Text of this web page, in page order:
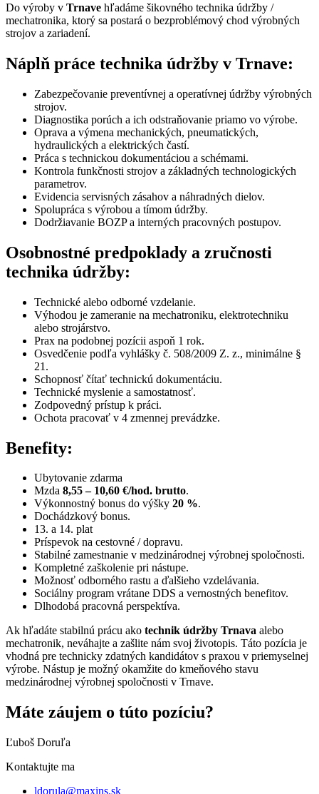
Do výroby v Trnave hľadáme šikovného technika údržby /
mechatronika, ktorý sa postará o bezproblémový chod výrobných
strojov a zariadení.
Náplň práce technika údržby v Trnave:
Zabezpečovanie preventívnej a operatívnej údržby výrobných
strojov.
Diagnostika porúch a ich odstraňovanie priamo vo výrobe.
Oprava a výmena mechanických, pneumatických,
hydraulických a elektrických častí.
Práca s technickou dokumentáciou a schémami.
Kontrola funkčnosti strojov a základných technologických
parametrov.
Evidencia servisných zásahov a náhradných dielov.
Spolupráca s výrobou a tímom údržby.
Dodržiavanie BOZP a interných pracovných postupov.
Osobnostné predpoklady a zručnosti
technika údržby:
Technické alebo odborné vzdelanie.
Výhodou je zameranie na mechatroniku, elektrotechniku
alebo strojárstvo.
Prax na podobnej pozícii aspoň 1 rok.
Osvedčenie podľa vyhlášky č. 508/2009 Z. z., minimálne §
21.
Schopnosť čítať technickú dokumentáciu.
Technické myslenie a samostatnosť.
Zodpovedný prístup k práci.
Ochota pracovať v 4 zmennej prevádzke.
Benefity:
Ubytovanie zdarma
Mzda 8,55 – 10,60 €/hod. brutto.
Výkonnostný bonus do výšky 20 %.
Dochádzkový bonus.
13. a 14. plat
Príspevok na cestovné / dopravu.
Stabilné zamestnanie v medzinárodnej výrobnej spoločnosti.
Kompletné zaškolenie pri nástupe.
Možnosť odborného rastu a ďalšieho vzdelávania.
Sociálny program vrátane DDS a vernostných benefitov.
Dlhodobá pracovná perspektíva.
Ak hľadáte stabilnú prácu ako technik údržby Trnava alebo
mechatronik, neváhajte a zašlite nám svoj životopis. Táto pozícia je
vhodná pre technicky zdatných kandidátov s praxou v priemyselnej
výrobe. Nástup je možný okamžite do kmeňového stavu
medzinárodnej výrobnej spoločnosti v Trnave.
Máte záujem o túto pozíciu?
Ľuboš Doruľa
Kontaktujte ma
ldorula@maxins.sk